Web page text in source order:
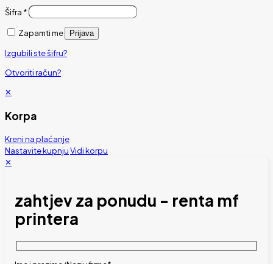
Šifra *
Zapamti me Prijava
Izgubili ste šifru?
Otvoriti račun?
✕
Korpa
Kreni na plaćanje
Nastavite kupnjuVidi korpu
✕
zahtjev za ponudu - renta mf
printera